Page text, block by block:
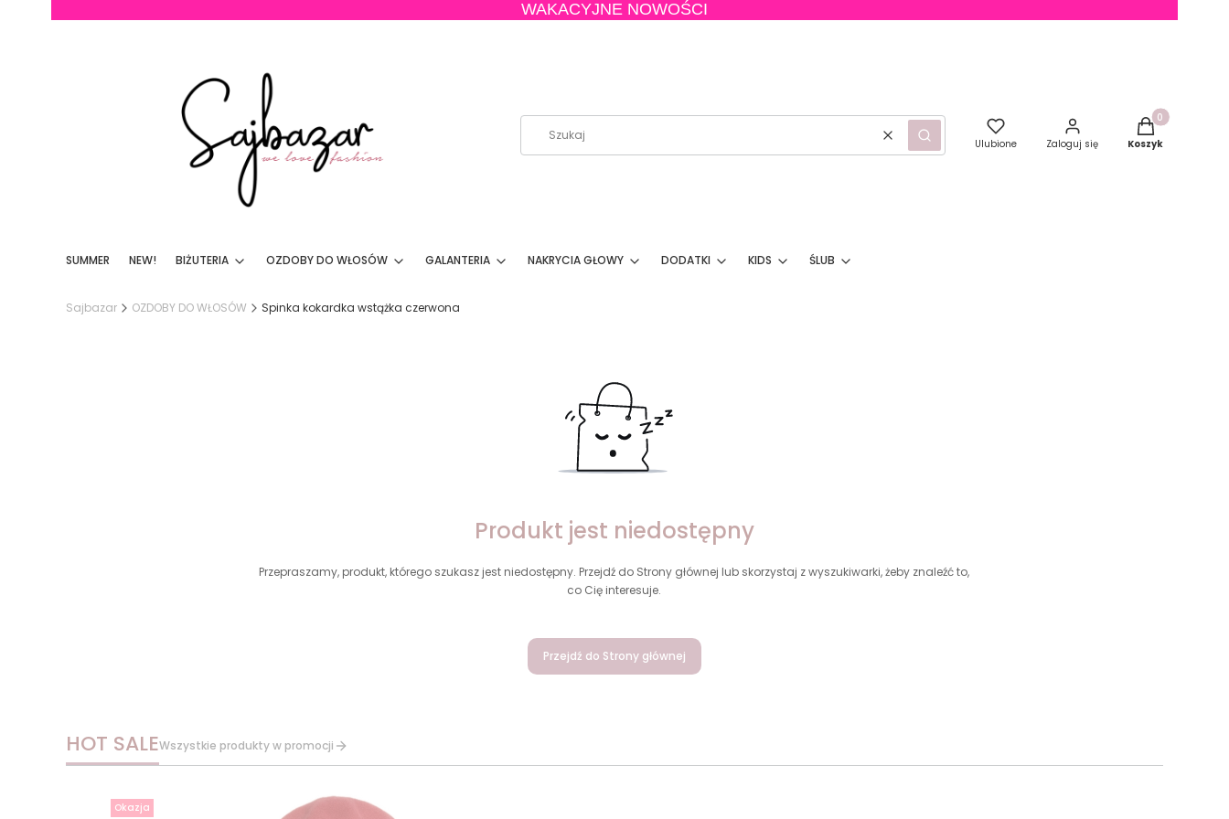
WAKACYJNE NOWOŚCI
WyczyśćSzukaj Ulubione Zaloguj się
Produkty w
Koszyk
SUMMER NEW! BIŻUTERIA OZDOBY DO WŁOSÓW GALANTERIA NAKRYCIA GŁOWY DODATKI KIDS ŚLUB
Sajbazar OZDOBY DO WŁOSÓW Spinka kokardka wstążka czerwona
Produkt jest niedostępny
Przepraszamy, produkt, którego szukasz jest niedostępny. Przejdź do Strony głównej lub skorzystaj z wyszukiwarki, żeby znaleźć to,
co Cię interesuje.
Przejdź do Strony głównej
HOT SALEWszystkie produkty w promocji
Okazja